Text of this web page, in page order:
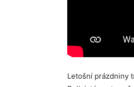
Letošní prázdniny